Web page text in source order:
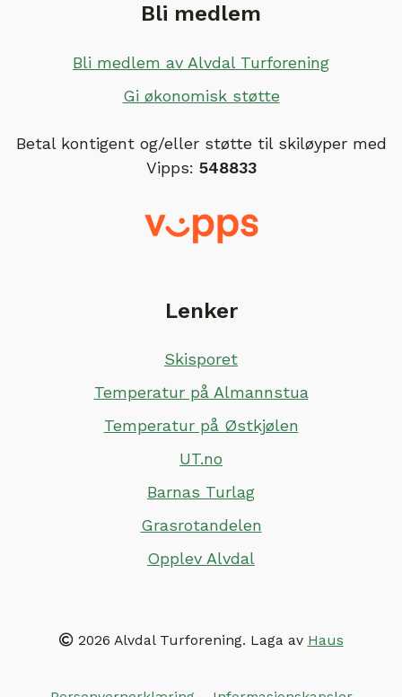
Bli medlem
Bli medlem av Alvdal Turforening
Gi økonomisk støtte
Betal kontigent og/eller støtte til skiløyper med
Vipps: 548833
Lenker
Skisporet
Temperatur på Almannstua
Temperatur på Østkjølen
UT.no
Barnas Turlag
Grasrotandelen
Opplev Alvdal
2026 Alvdal Turforening. Laga av Haus